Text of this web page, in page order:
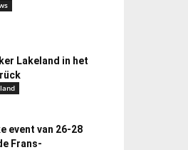
Lakeland in het
event van 26-28
Frans-